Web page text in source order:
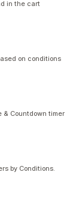
in the cart
on conditions
& Countdown timer
by Conditions.